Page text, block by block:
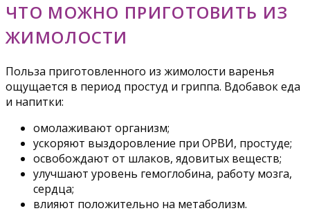
ЧТО МОЖНО ПРИГОТОВИТЬ ИЗ
ЖИМОЛОСТИ
Польза приготовленного из жимолости варенья
ощущается в период простуд и гриппа. Вдобавок еда
и напитки:
омолаживают организм;
ускоряют выздоровление при ОРВИ, простуде;
освобождают от шлаков, ядовитых веществ;
улучшают уровень гемоглобина, работу мозга,
сердца;
влияют положительно на метаболизм.